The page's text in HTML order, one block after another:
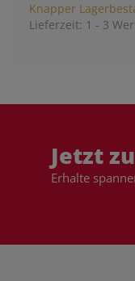
Knapper
Lieferzeit: 1 - 3
Jetzt
Erhalte